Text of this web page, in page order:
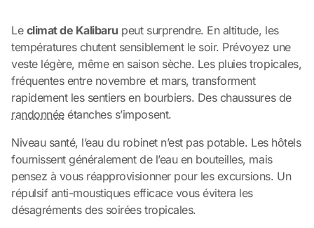
Le climat de Kalibaru peut surprendre. En altitude, les
températures chutent sensiblement le soir. Prévoyez une
veste légère, même en saison sèche. Les pluies tropicales,
fréquentes entre novembre et mars, transforment
rapidement les sentiers en bourbiers. Des chaussures de
randonnéeétanches s’imposent.
Niveau santé, l’eau du robinet n’est pas potable. Les hôtels
fournissent généralement de l’eau en bouteilles, mais
pensez à vous réapprovisionner pour les excursions. Un
répulsif anti-moustiques efficace vous évitera les
désagréments des soirées tropicales.